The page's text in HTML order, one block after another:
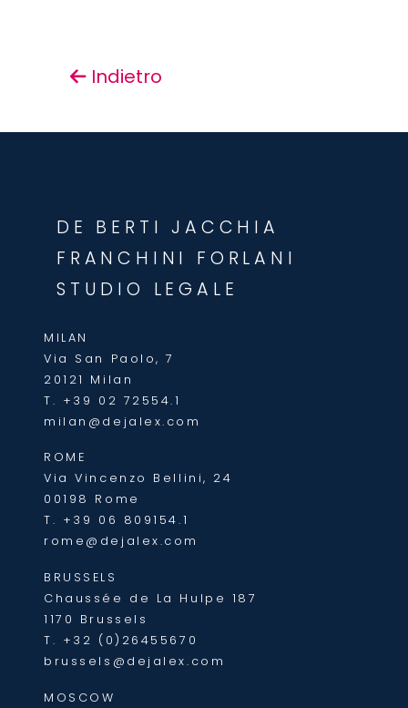
Indietro
DE BERTI JACCHIA
FRANCHINI FORLANI
STUDIO LEGALE
MILAN
Via San Paolo, 7
20121 Milan
T. +39 02 72554.1
milan@dejalex.com
ROME
Via Vincenzo Bellini, 24
00198 Rome
T. +39 06 809154.1
rome@dejalex.com
BRUSSELS
Chaussée de La Hulpe 187
1170 Brussels
T. +32 (0)26455670
brussels@dejalex.com
MOSCOW